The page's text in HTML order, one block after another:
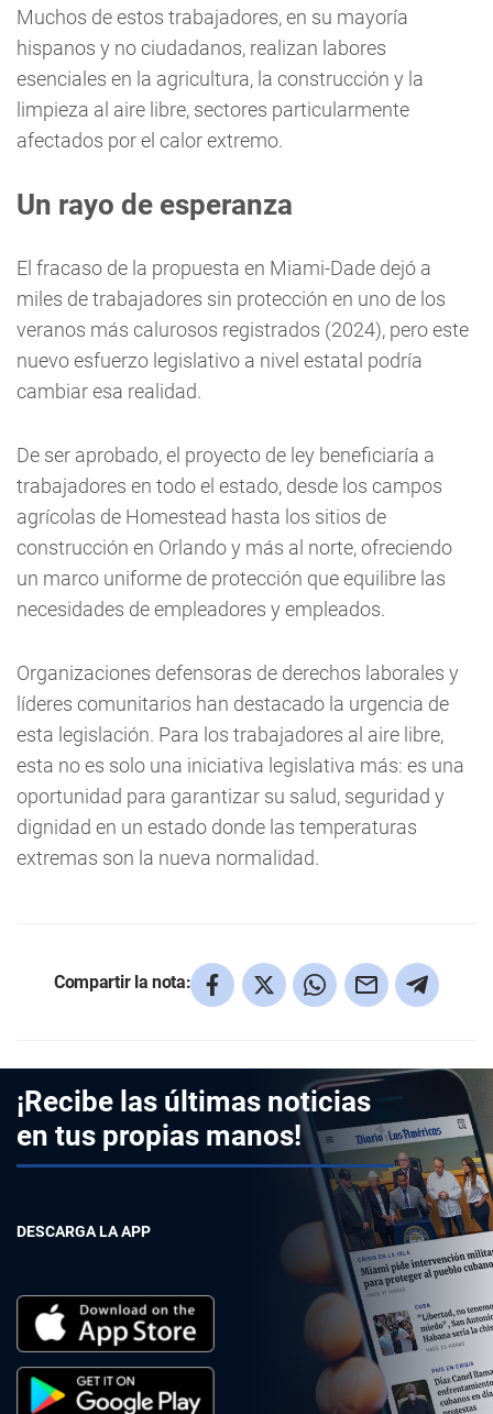
Muchos de estos trabajadores, en su mayoría
hispanos y no ciudadanos, realizan labores
esenciales en la agricultura, la construcción y la
limpieza al aire libre, sectores particularmente
afectados por el calor extremo.
Un rayo de esperanza
El fracaso de la propuesta en Miami-Dade dejó a
miles de trabajadores sin protección en uno de los
veranos más calurosos registrados (2024), pero este
nuevo esfuerzo legislativo a nivel estatal podría
cambiar esa realidad.
De ser aprobado, el proyecto de ley beneficiaría a
trabajadores en todo el estado, desde los campos
agrícolas de Homestead hasta los sitios de
construcción en Orlando y más al norte, ofreciendo
un marco uniforme de protección que equilibre las
necesidades de empleadores y empleados.
Organizaciones defensoras de derechos laborales y
líderes comunitarios han destacado la urgencia de
esta legislación. Para los trabajadores al aire libre,
esta no es solo una iniciativa legislativa más: es una
oportunidad para garantizar su salud, seguridad y
dignidad en un estado donde las temperaturas
extremas son la nueva normalidad.
Compartir la nota:
¡Recibe las últimas noticias
en tus propias manos!
DESCARGA LA APP